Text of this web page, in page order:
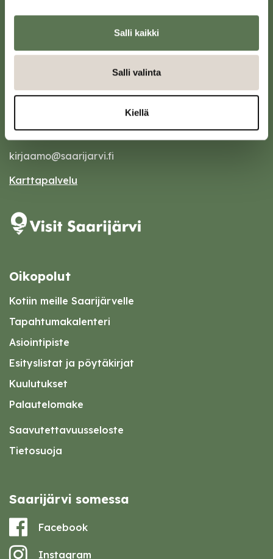
Salli kaikki
Salli valinta
Kiellä
43100 Saarijärvi
kirjaamo@saarijarvi.fi
Karttapalvelu
Oikopolut
Kotiin meille Saarijärvelle
Tapahtumakalenteri
Asiointipiste
Esityslistat ja pöytäkirjat
Kuulutukset
Palautelomake
Saavutettavuusseloste
Tietosuoja
Saarijärvi somessa
Facebook
Instagram